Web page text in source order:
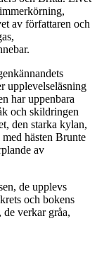
av författaren och
upplevelseläsning
har uppenbara
och skildringen
den starka kylan,
hästen Brunte
av
de upplevs
och bokens
verkar gråa,